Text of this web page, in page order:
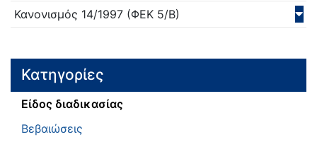
Κανονισμός 14/1997 (ΦΕΚ 5/Β)
Κατηγορίες
Είδος διαδικασίας
Βεβαιώσεις